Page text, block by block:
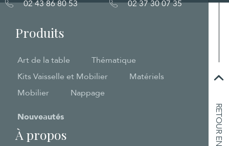
Produits
Art de la table
Thématique
Kits Vaisselle et Mobilier
Matériels
Mobilier
Nappage
Nouveautés
À propos
02 43 86 80 53
02 37 30 07 35